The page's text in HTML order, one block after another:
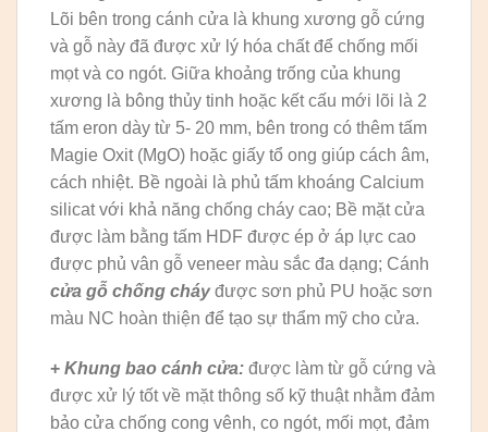
Lõi bên trong cánh cửa là khung xương gỗ cứng
và gỗ này đã được xử lý hóa chất để chống mối
mọt và co ngót. Giữa khoảng trống của khung
xương là bông thủy tinh hoặc kết cấu mới lõi là 2
tấm eron dày từ 5- 20 mm, bên trong có thêm tấm
Magie Oxit (MgO) hoặc giấy tổ ong giúp cách âm,
cách nhiệt. Bề ngoài là phủ tấm khoáng Calcium
silicat với khả năng chống cháy cao; Bề mặt cửa
được làm bằng tấm HDF được ép ở áp lực cao
được phủ vân gỗ veneer màu sắc đa dạng; Cánh
cửa gỗ chống cháyđược sơn phủ PU hoặc sơn
màu NC hoàn thiện để tạo sự thẩm mỹ cho cửa.
+ Khung bao cánh cửa: được làm từ gỗ cứng và
được xử lý tốt về mặt thông số kỹ thuật nhằm đảm
bảo cửa chống cong vênh, co ngót, mối mọt, đảm